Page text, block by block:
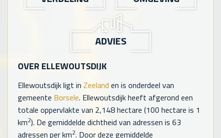
ADVIES
OVER ELLEWOUTSDIJK
Ellewoutsdijk ligt in Zeeland en is onderdeel van
gemeente Borsele. Ellewoutsdijk heeft afgerond een
totale oppervlakte van 2,148hectare (100 hectare is 1
km2). De gemiddelde dichtheid van adressen is 63
adressen per km2. Door deze gemiddelde